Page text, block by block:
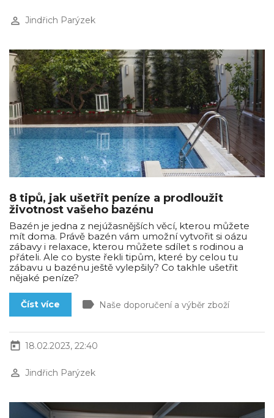
perm_identity Jindřich Parýzek
8 tipů, jak ušetřit peníze a prodloužit
životnost vašeho bazénu
Bazén je jedna z nejúžasnějších věcí, kterou můžete
mít doma. Právě bazén vám umožní vytvořit si oázu
zábavy i relaxace, kterou můžete sdílet s rodinou a
přáteli. Ale co byste řekli tipům, které by celou tu
zábavu u bazénu ještě vylepšily? Co takhle ušetřit
nějaké peníze?
Číst více label Naše doporučení a výběr zboží
today 18.02.2023, 22:40
perm_identity Jindřich Parýzek